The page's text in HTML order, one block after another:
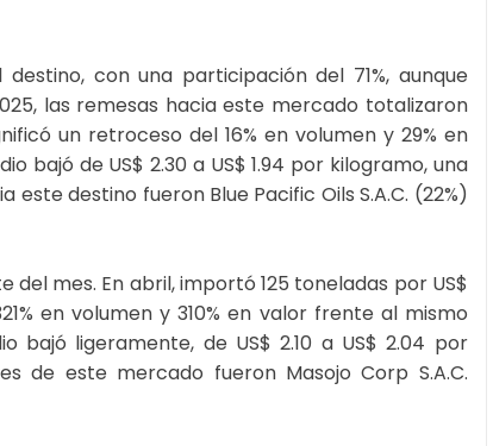
con una participación del 71%, aunque
las remesas hacia este mercado totalizaron
un retroceso del 16% en volumen y 29% en
bajó de US$ 2.30 a US$ 1.94 por kilogramo, una
destino fueron Blue Pacific Oils S.A.C. (22%)
mes. En abril, importó 125 toneladas por US$
en volumen y 310% en valor frente al mismo
bajó ligeramente, de US$ 2.10 a US$ 2.04 por
de este mercado fueron Masojo Corp S.A.C.